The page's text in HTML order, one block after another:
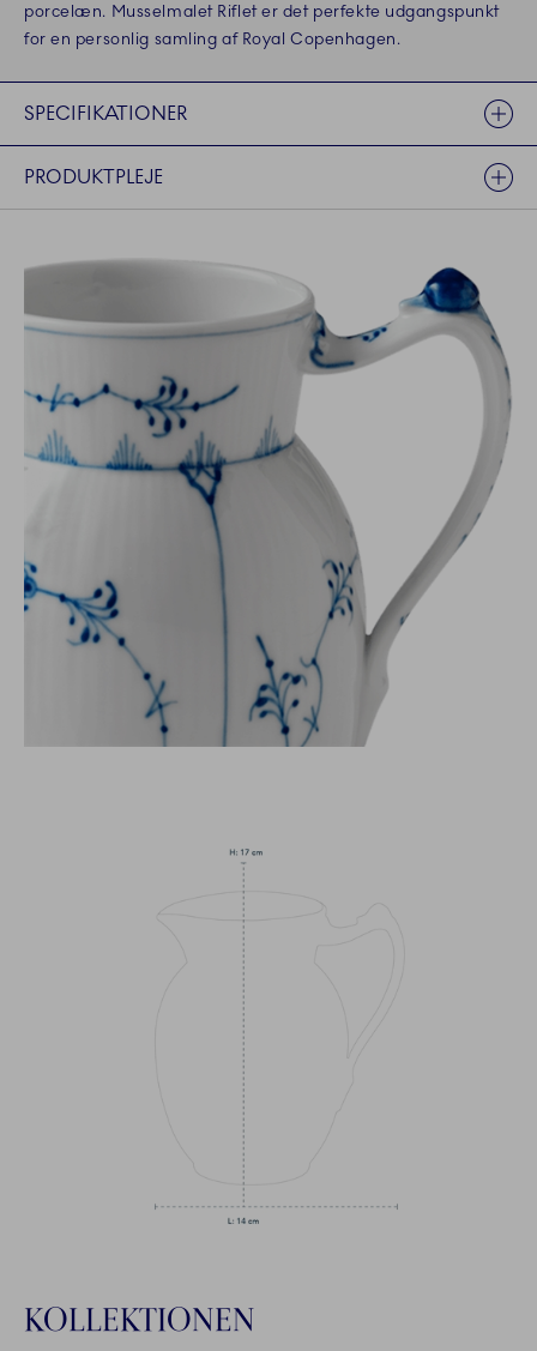
porcelæn. Musselmalet Riflet er det perfekte udgangspunkt
for en personlig samling af Royal Copenhagen.
SPECIFIKATIONER
PRODUKTPLEJE
KOLLEKTIONEN